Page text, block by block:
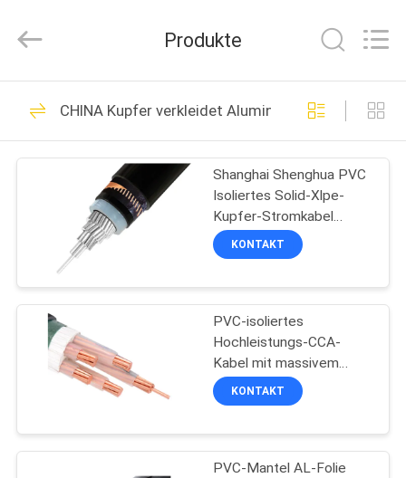
STARTSEITE
PRODUKTE
VIDEOS
SHOW
ÜBER
FABRIK
(Group)
Rights
VPE-isolierte
Stromkabel
306
gepanzertes
elektrisches Kabel
244
Produkte
CHINA Kupfer verkleidet Aluminium Draht
Shanghai Shenghua PVC
Isoliertes Solid-Xlpe-
Kupfer-Stromkabel
Hochleistungs-CCA-
Kabel
KONTAKT
PVC-isoliertes
Hochleistungs-CCA-
Kabel mit massivem
Kupfermantel und
Aluminiumdraht
KONTAKT
PVC-Mantel AL-Folie